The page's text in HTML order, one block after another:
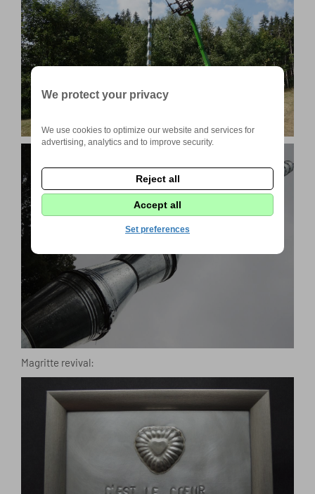
Magritte revival:
We protect your privacy
We use cookies to optimize our website and services for
advertising, analytics and to improve security.
Reject all
Accept all
Set preferences